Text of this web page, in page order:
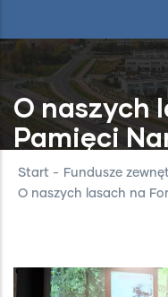
O naszych
Pamięci
Start - Fundusze
O naszych lasach na